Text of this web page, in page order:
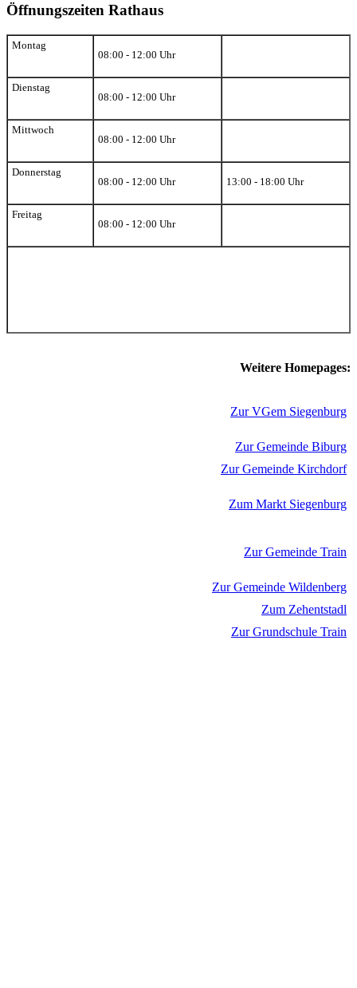
Öffnungszeiten Rathaus
Montag
08:00 - 12:00 Uhr
Dienstag
08:00 - 12:00 Uhr
Mittwoch
08:00 - 12:00 Uhr
Donnerstag
08:00 - 12:00 Uhr
13:00 - 18:00 Uhr
Freitag
08:00 - 12:00 Uhr
Weitere Homepages:
Zur VGem Siegenburg
Zur Gemeinde Biburg
Zur Gemeinde Kirchdorf
Zum Markt Siegenburg
Zur Gemeinde Train
Zur Gemeinde Wildenberg
Zum Zehentstadl
Zur Grundschule Train